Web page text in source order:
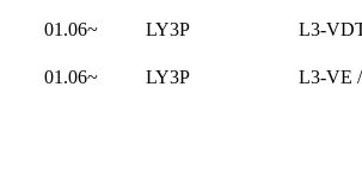
01.06~ LY3P L3-
01.06~ LY3P L3-VE